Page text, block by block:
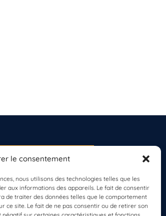
le consentement
nous utilisons des technologies telles que les
aux informations des appareils. Le fait de consentir
de traiter des données telles que le comportement
ce site. Le fait de ne pas consentir ou de retirer son
À LA
PLANÈTE MER